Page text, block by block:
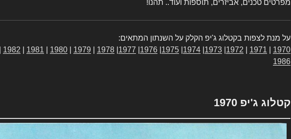
מפרטים טכנים, אביזרים, תוספות ועוד.. תהנו!
על מנת לצפות בקטלוג ג'יפ הקלק על השנתון המתאים:
1970
1971
1972
1973
1974
1975
1976
1977
1978
1979
1980
1981
1982
1986
קטלוג ג'יפ 1970